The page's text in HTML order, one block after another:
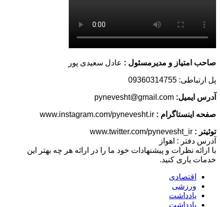
صاحب امتیاز و مدیرمسئول : عادل سعیدی پور
پل ارتباطی: 09360314755
آدرس ایمیل:
صفحه اینستاگرام :
توئیتر :
آدرس دفتر : اهواز
با ارائه نظرات و پیشنهادات خود ما را در ارائه هر چه بهتر این
خدمات یاری کنید.
اقتصادی
ورزشی
یادداشت
یادداشت